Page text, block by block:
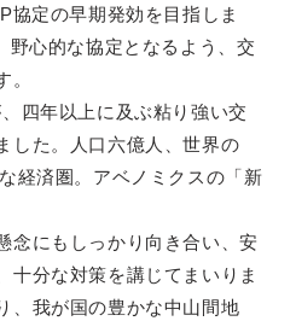
協定の早期発効を目指しま
野心的な協定となるよう、交
。
四年以上に及ぶ粘り強い交
した。人口六億人、世界の
経済圏。アベノミクスの「新
にもしっかり向き合い、安
十分な対策を講じてまいりま
、我が国の豊かな中山間地